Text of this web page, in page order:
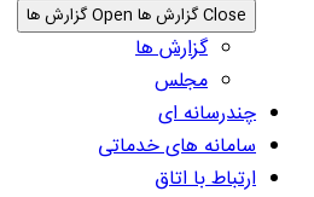
Close گزارش ها Open گزارش ها
گزارش ها
مجلس
چندرسانه ای
سامانه های خدماتی
ارتباط با اتاق